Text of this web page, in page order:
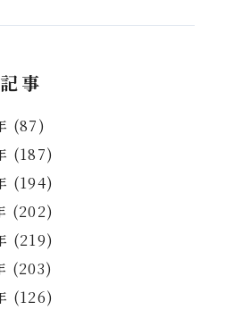
事
(87)
(187)
(194)
(202)
(219)
(203)
(126)